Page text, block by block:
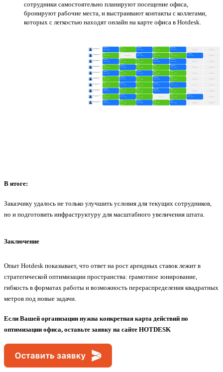
сотрудники самостоятельно планируют посещение офиса,
бронируют рабочие места, и выстраивают контакты с коллегами,
которых с легкостью находят онлайн на карте офиса в Hotdesk.
В итоге:
Заказчику удалось не только улучшить условия для текущих сотрудников,
но и подготовить инфраструктуру для масштабного увеличения штата.
Заключение
Опыт Hotdesk показывает, что ответ на рост арендных ставок лежит в
стратегической оптимизации пространства: грамотное зонирование,
гибкость в форматах работы и возможность перераспределения квадратных
метров под новые задачи.
Если Вашей организации нужна конкретная карта действий по
оптимизации офиса, оставьте заявку на сайте HOTDESK